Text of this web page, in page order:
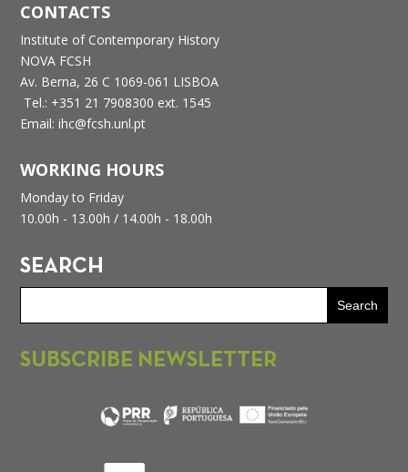
CONTACTS
Institute of Contemporary History
NOVA FCSH
Av. Berna, 26 C 1069-061 LISBOA
Tel.: +351 21 7908300 ext. 1545
Email: ihc@fcsh.unl.pt
WORKING HOURS
Monday to Friday
10.00h - 13.00h / 14.00h - 18.00h
SEARCH
SUBSCRIBE NEWSLETTER